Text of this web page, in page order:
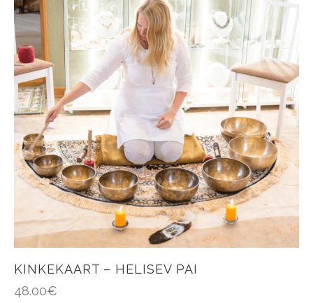
KINKEKAART – HELISEV PAI
48.00€